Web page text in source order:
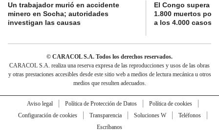
Un trabajador murió en accidente
minero en Socha; autoridades
investigan las causas
El Congo supera
1.800 muertos por
a los 4.000 casos
© CARACOL S.A. Todos los derechos reservados.
CARACOL S.A. realiza una reserva expresa de las reproducciones y usos de las obras
y otras prestaciones accesibles desde este sitio web a medios de lectura mecánica u otros
medios que resulten adecuados.
Aviso legal Política de Protección de Datos
Política de cookies
Configuración de cookies
Transparencia Soluciones W
Teléfonos
Escríbanos